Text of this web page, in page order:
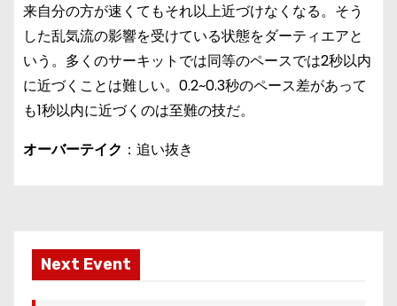
来自分の方が速くてもそれ以上近づけなくなる。そう
した乱気流の影響を受けている状態をダーティエアと
いう。多くのサーキットでは同等のペースでは2秒以内
に近づくことは難しい。0.2~0.3秒のペース差があって
も1秒以内に近づくのは至難の技だ。
オーバーテイク ：追い抜き
Next Event